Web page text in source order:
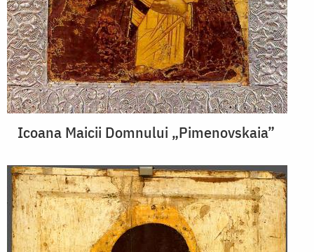
Icoana Maicii Domnului „Pimenovskaia”